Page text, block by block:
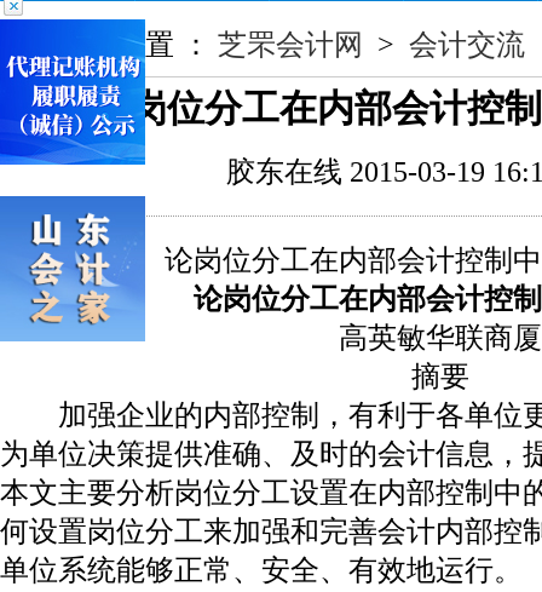
您当前的位置 ： 芝罘会计网 > 会计交流
论岗位分工在内部会计控
胶东在线 2015-03-19
论岗位分工在内部会计控制
论岗位分工在内部会计控
高英敏华联商厦
摘要
加强企业的内部控制，有利于各单位
为单位决策提供准确、及时的会计信息，
本文主要分析岗位分工设置在内部控制中
何设置岗位分工来加强和完善会计内部控
单位系统能够正常、安全、有效地运行。